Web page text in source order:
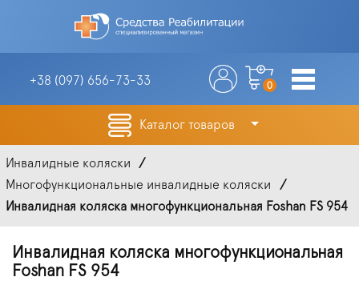
+38 (097) 656-73-33 0
Каталог товаров
Инвалидные коляски
Многофункциональные инвалидные коляски
Инвалидная коляска многофункциональная Foshan FS 954
Инвалидная коляска многофункциональная
Foshan FS 954